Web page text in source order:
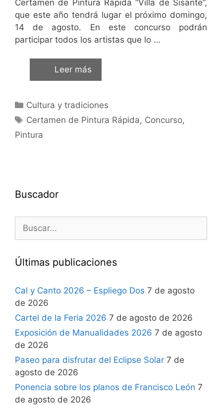
Certamen de Pintura Rápida “Villa de Sisante”,
que este año tendrá lugar el próximo domingo,
14 de agosto. En este concurso podrán
participar todos los artistas que lo …
Leer más
Cultura y tradiciones
Certamen de Pintura Rápida, Concurso,
Pintura
Buscador
Últimas publicaciones
Cal y Canto 2026 – Espliego Dos 7 de agosto
de 2026
Cartel de la Feria 2026 7 de agosto de 2026
Exposición de Manualidades 2026 7 de agosto
de 2026
Paseo para disfrutar del Eclipse Solar 7 de
agosto de 2026
Ponencia sobre los planos de Francisco León 7
de agosto de 2026